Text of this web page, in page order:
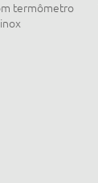
termômetro